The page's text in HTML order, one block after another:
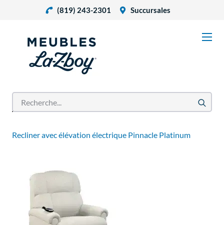
(819) 243-2301 Succursales
Accueil Produits
Recliner avec élévation électrique Pinnacle Platinum